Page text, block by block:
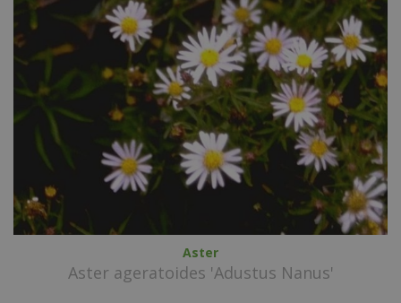
Aster
Aster ageratoides 'Adustus Nanus'